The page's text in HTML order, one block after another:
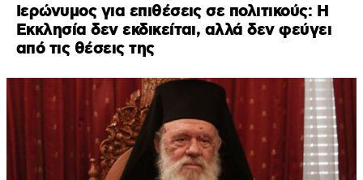
Ιερώνυμος για επιθέσεις σε πολιτικούς: Η
Εκκλησία δεν εκδικείται, αλλά δεν φεύγει
από τις θέσεις της